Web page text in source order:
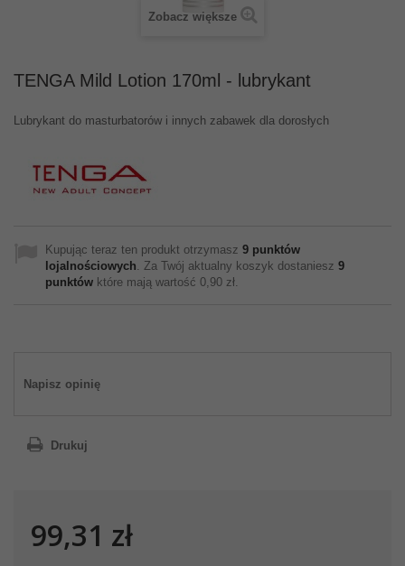
Zobacz większe
TENGA Mild Lotion 170ml - lubrykant
Lubrykant do masturbatorów i innych zabawek dla dorosłych
Kupując teraz ten produkt otrzymasz 9 punktów
lojalnościowych. Za Twój aktualny koszyk dostaniesz 9
punktów które mają wartość 0,90 zł.
Napisz opinię
Drukuj
99,31 zł